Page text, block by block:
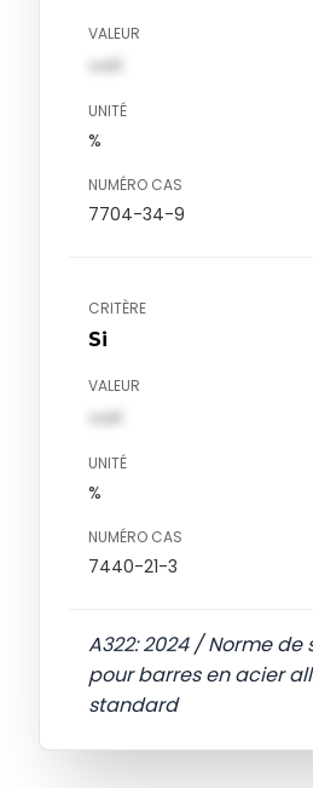
VALEUR
val1
UNITÉ
%
NUMÉRO CAS
7704-34-9
CRITÈRE
Si
VALEUR
val1
UNITÉ
%
NUMÉRO CAS
7440-21-3
A322: 2024 / Norme
pour barres en acier
standard